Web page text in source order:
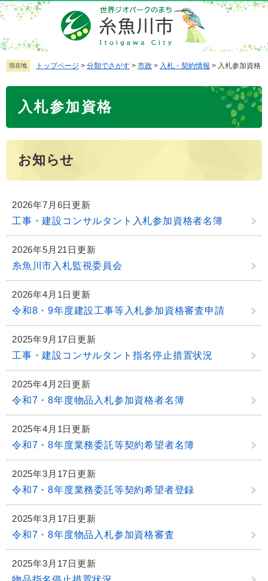
ペ
ー
ジ
の
先
メ
ニ
ュ
ー
を現在地 トップページ > 分類でさがす > 市政 > 入札・契約情報 > 入札参加資格
入札参加資格
お知らせ
2026年7月6日更新
工事・建設コンサルタント入札参加資格者名簿
2026年5月21日更新
糸魚川市入札監視委員会
2026年4月1日更新
令和8・9年度建設工事等入札参加資格審査申請
2025年9月17日更新
工事・建設コンサルタント指名停止措置状況
2025年4月2日更新
令和7・8年度物品入札参加資格者名簿
2025年4月1日更新
令和7・8年度業務委託等契約希望者名簿
2025年3月17日更新
令和7・8年度業務委託等契約希望者登録
2025年3月17日更新
令和7・8年度物品入札参加資格審査
2025年3月17日更新